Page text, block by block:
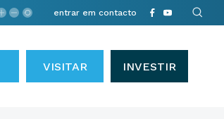
entrar em contacto
VISITAR INVESTIR